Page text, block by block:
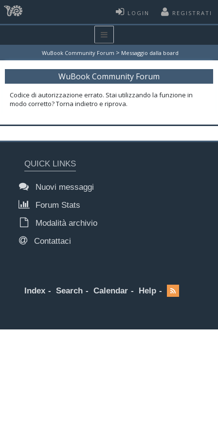
LOGIN REGISTRATI
WuBook Community Forum > Messaggio dalla board
WuBook Community Forum
Codice di autorizzazione errato. Stai utilizzando la funzione in
modo corretto? Torna indietro e riprova.
QUICK LINKS
Nuovi messaggi
Forum Stats
Modalità archivio
Contattaci
Index Search Calendar Help